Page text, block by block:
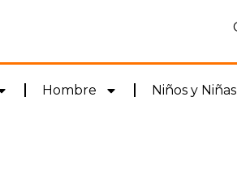
Hombre Niños y Niñas